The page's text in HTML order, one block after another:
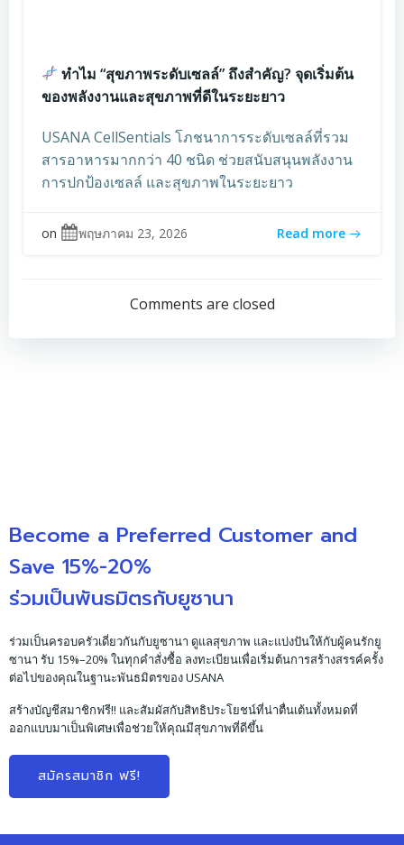
ทำไม “สุขภาพระดับเซลล์” ถึงสำคัญ? จุดเริ่มต้น
ของพลังงานและสุขภาพที่ดีในระยะยาว
USANA CellSentials โภชนาการระดับเซลล์ที่รวม
สารอาหารมากกว่า 40 ชนิด ช่วยสนับสนุนพลังงาน
การปกป้องเซลล์ และสุขภาพในระยะยาว
on พฤษภาคม 23, 2026 Read more
Comments are closed
Become a Preferred Customer and
Save 15%-20%
ร่วมเป็นพันธมิตรกับยูซานา
ร่วมเป็นครอบครัวเดี่ยวกันกับยูซานา ดูแลสุขภาพ และแบ่งปันให้กับผู้คนรักยู
ซานา รับ 15%–20% ในทุกคำสั่งซื้อ ลงทะเบียนเพื่อเริ่มต้นการสร้างสรรค์ครั้ง
ต่อไปของคุณในฐานะพันธมิตรของ USANA
สร้างบัญชีสมาชิกฟรี!! และสัมผัสกับสิทธิประโยชน์ที่น่าตื่นเต้นทั้งหมดที่
ออกแบบมาเป็นพิเศษเพื่อช่วยให้คุณมีสุขภาพที่ดีขึ้น
สมัครสมาชิก ฟรี!